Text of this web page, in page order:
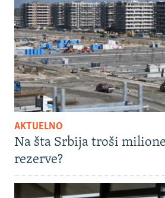
AKTUELNO
Na šta Srbija troši
rezerve?